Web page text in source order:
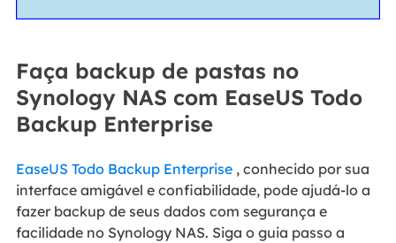
Faça backup de pastas no
Synology NAS com EaseUS Todo
Backup Enterprise
EaseUS Todo Backup Enterprise, conhecido por sua
interface amigável e confiabilidade, pode ajudá-lo a
fazer backup de seus dados com segurança e
facilidade no Synology NAS. Siga o guia passo a